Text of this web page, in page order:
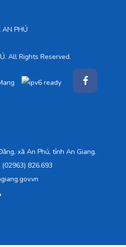
PHÚ
All Rights Reserved.
xã An Phú, tỉnh An Giang.
(02963) 826.693